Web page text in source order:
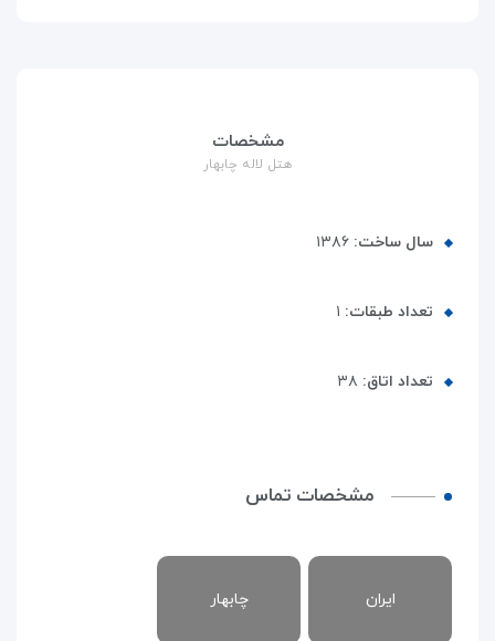
مشخصات
هتل لاله چابهار
سال ساخت: ۱۳۸۶
تعداد طبقات: ۱
تعداد اتاق: ۳۸
مشخصات تماس
ایران چابهار